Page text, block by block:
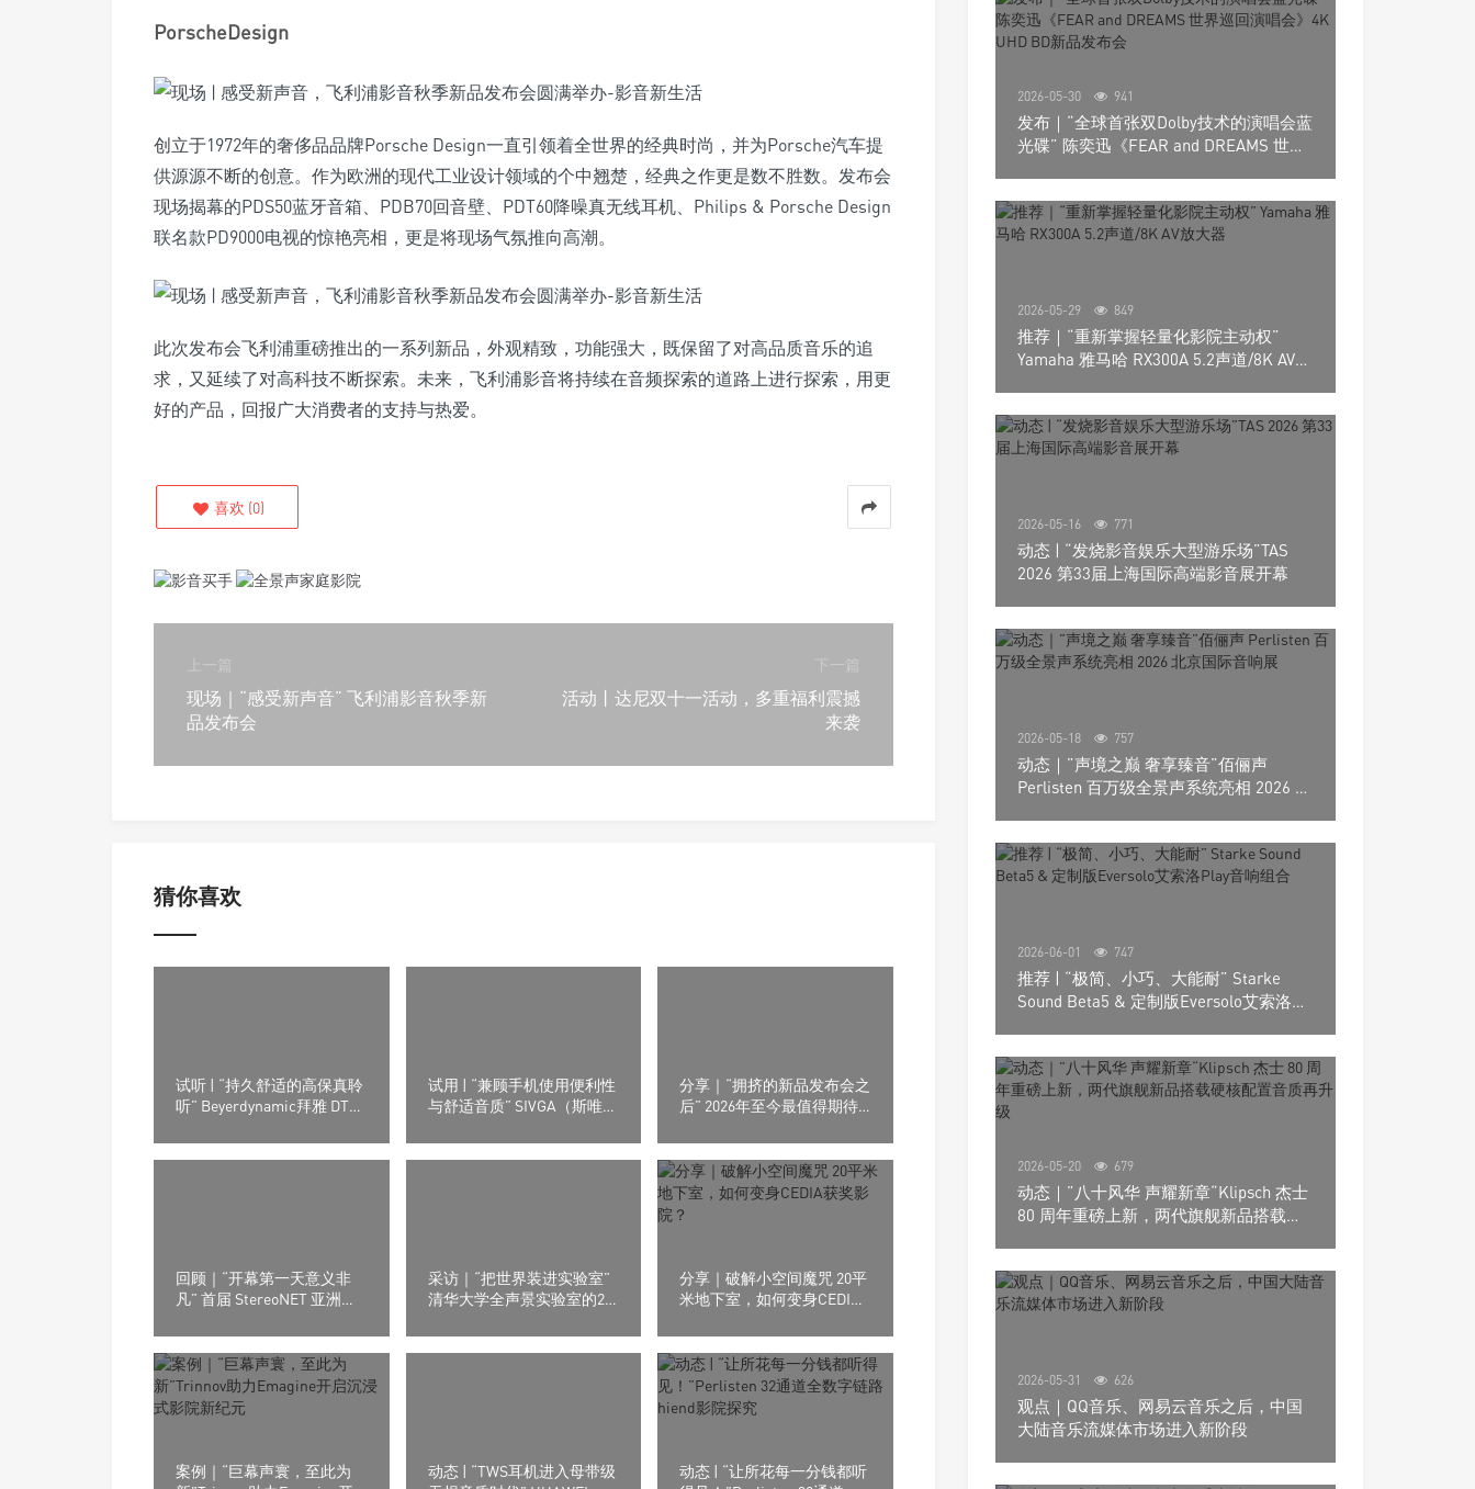
PorscheDesign
创立于1972年的奢侈品品牌Porsche Design一直引领着全世界的经典时尚，并为Porsche汽车提
供源源不断的创意。作为欧洲的现代工业设计领域的个中翘楚，经典之作更是数不胜数。发布会
现场揭幕的PDS50蓝牙音箱、PDB70回音壁、PDT60降噪真无线耳机、Philips & Porsche Design
联名款PD9000电视的惊艳亮相，更是将现场气氛推向高潮。
此次发布会飞利浦重磅推出的一系列新品，外观精致，功能强大，既保留了对高品质音乐的追
求，又延续了对高科技不断探索。未来，飞利浦影音将持续在音频探索的道路上进行探索，用更
好的产品，回报广大消费者的支持与热爱。
喜欢 (0)
上一篇
现场｜“感受新声音” 飞利浦影音秋季新
品发布会
下一篇
活动丨达尼双十一活动，多重福利震撼
来袭
猜你喜欢
试听 | “持久舒适的高保真聆
听” Beyerdynamic拜雅 DT
试用 | “兼顾手机使用便利性
与舒适音质” SIVGA（斯唯
分享｜“拥挤的新品发布会之
后” 2026年至今最值得期待
回顾｜“开幕第一天意义非
凡” 首届 StereoNET 亚洲高
采访｜“把世界装进实验室”
清华大学全声景实验室的20
声学实验室！
分享｜破解小空间魔咒 20平
米地下室，如何变身CEDIA
案例｜“巨幕声寰，至此为
动态 | “TWS耳机进入母带级
动态 | “让所花每一分钱都听
2026-05-30 941
发布｜“全球首张双Dolby技术的演唱会蓝
光碟” 陈奕迅《FEAR and DREAMS 世界
2026-05-29 849
推荐｜“重新掌握轻量化影院主动权”
Yamaha 雅马哈 RX300A 5.2声道/8K AV放
2026-05-16 771
动态 | “发烧影音娱乐大型游乐场”TAS
2026 第33届上海国际高端影音展开幕
2026-05-18 757
动态｜”声境之巅 奢享臻音”佰俪声
Perlisten 百万级全景声系统亮相 2026 北
2026-06-01 747
推荐 | “极简、小巧、大能耐” Starke
Sound Beta5 & 定制版Eversolo艾索洛
2026-05-20 679
动态｜”八十风华 声耀新章“Klipsch 杰士
80 周年重磅上新，两代旗舰新品搭载硬
2026-05-31 626
观点｜QQ音乐、网易云音乐之后，中国
大陆音乐流媒体市场进入新阶段